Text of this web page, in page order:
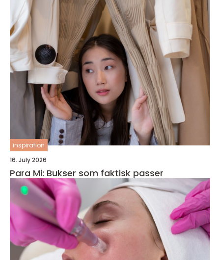
inspiration
16. July 2026
Para Mi: Bukser som faktisk passer